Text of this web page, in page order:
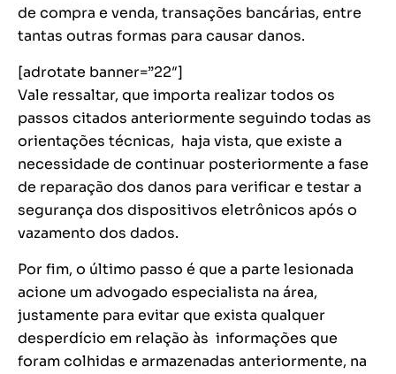
de compra e venda, transações bancárias, entre
tantas outras formas para causar danos.
[adrotate banner=”22″]
Vale ressaltar, que importa realizar todos os
passos citados anteriormente seguindo todas as
orientações técnicas, haja vista, que existe a
necessidade de continuar posteriormente a fase
de reparação dos danos para verificar e testar a
segurança dos dispositivos eletrônicos após o
vazamento dos dados.
Por fim, o último passo é que a parte lesionada
acione um advogado especialista na área,
justamente para evitar que exista qualquer
desperdício em relação às informações que
foram colhidas e armazenadas anteriormente, na